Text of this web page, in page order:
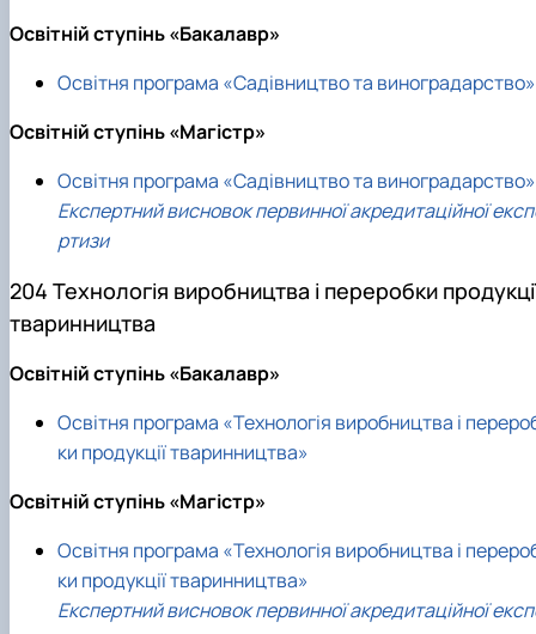
Освітній ступінь «Бакалавр»
Освітня програма «Садівництво та виноградарство»
Освітній ступінь «Магістр»
Освітня програма «Садівництво та виноградарство»
Експертний висновок первинної акредитаційної
ртизи
204 Технологія виробництва і переробки
тваринництва
Освітній ступінь «Бакалавр»
Освітня програма «Технологія виробництва і
ки продукції тваринництва»
Освітній ступінь «Магістр»
Освітня програма «Технологія виробництва і
ки продукції тваринництва»
Експертний висновок первинної акредитаційної